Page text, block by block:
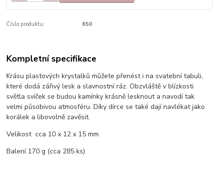
Číslo produktu: 650
Kompletní specifikace
Krásu plastových krystalků můžete přenést i na svatební tabuli,
které dodá zářivý lesk a slavnostní ráz. Obzvláště v blízkosti
světla svíček se budou kamínky krásně lesknout a navodí tak
velmi působivou atmosféru. Díky dírce se také dají navlékat jako
korálek a libovolně zavěsit.
Velikost cca 10 x 12 x 15 mm
Balení 170 g (cca 285 ks)